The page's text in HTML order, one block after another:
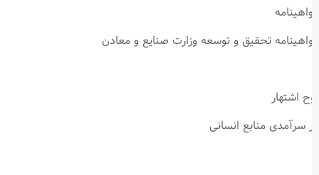
تحقیق و توسعه وزارت صنایع و معادن
اشتهار
سرآمدی منابع انسانی